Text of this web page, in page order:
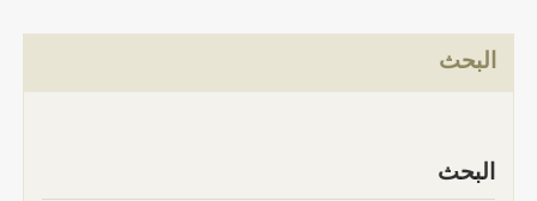
البحث
البحث